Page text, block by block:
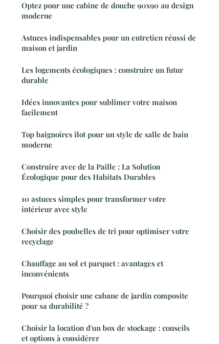
Optez pour une cabine de douche 90x90 au design
moderne
Astuces indispensables pour un entretien réussi de
maison et jardin
Les logements écologiques : construire un futur
durable
Idées innovantes pour sublimer votre maison
facilement
Top baignoires îlot pour un style de salle de bain
moderne
Construire avec de la Paille : La Solution
Écologique pour des Habitats Durables
10 astuces simples pour transformer votre
intérieur avec style
Choisir des poubelles de tri pour optimiser votre
recyclage
Chauffage au sol et parquet : avantages et
inconvénients
Pourquoi choisir une cabane de jardin composite
pour sa durabilité ?
Choisir la location d'un box de stockage : conseils
et options à considérer